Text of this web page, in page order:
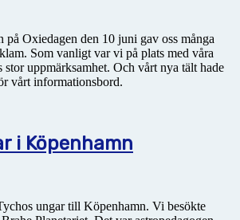
på Oxiedagen den 10 juni gav oss många
Som vanligt var vi på plats med våra
stor uppmärksamhet. Och vårt nya tält hade
vårt informationsbord.
i Köpenhamn
ungar till Köpenhamn. Vi besökte